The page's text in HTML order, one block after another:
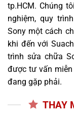
tp.HCM. Chúng
nghiệm, quy
Sony một cách
khi đến với
trình sửa chữa
được tư vấn
đang gặp phải.
THAY